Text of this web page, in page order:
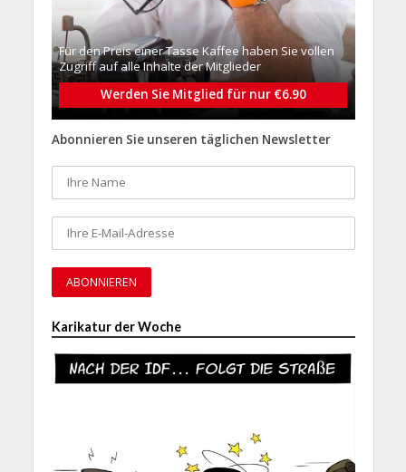
Für den Preis einer Tasse Kaffee haben Sie vollen
Zugriff auf alle Inhalte der Mitglieder
Werden Sie Mitglied für nur €6.90
Abonnieren Sie unseren täglichen Newsletter
Karikatur der Woche